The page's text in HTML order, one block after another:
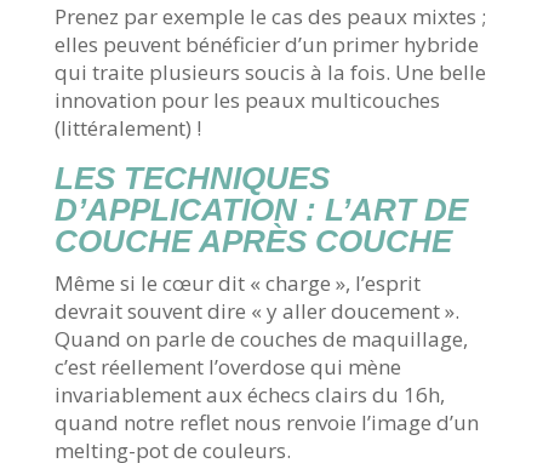
Prenez par exemple le cas des peaux mixtes ;
elles peuvent bénéficier d’un primer hybride
qui traite plusieurs soucis à la fois. Une belle
innovation pour les peaux multicouches
(littéralement) !
LES TECHNIQUES
D’APPLICATION : L’ART DE
COUCHE APRÈS COUCHE
Même si le cœur dit « charge », l’esprit
devrait souvent dire « y aller doucement ».
Quand on parle de couches de maquillage,
c’est réellement l’overdose qui mène
invariablement aux échecs clairs du 16h,
quand notre reflet nous renvoie l’image d’un
melting-pot de couleurs.